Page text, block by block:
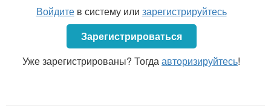
Войдитев систему или зарегистрируйтесь
Зарегистрироваться
Уже зарегистрированы? Тогдаавторизируйтесь!